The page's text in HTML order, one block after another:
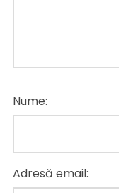
Nume:
Adresă email: